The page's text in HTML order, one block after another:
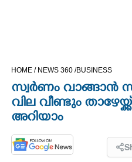
CINEMA
OPINION
PHOTOS
HOME / NEWS 360 /BUSINESS
സ്വർണം
വില വീണ്ടും
അറിയാം